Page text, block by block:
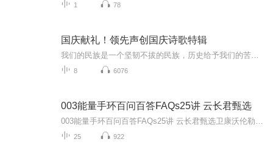
1 78
国庆献礼！领先声创国庆诗歌特辑
8 6076
003能量手环百问百答FAQs25讲 云长君甄选
25 922